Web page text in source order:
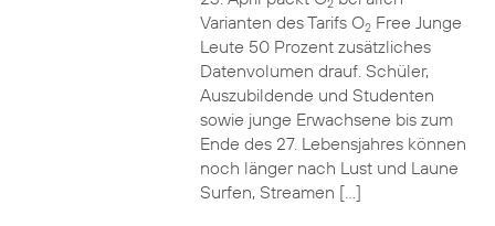
2
Varianten des Tarifs O2Free Junge
Leute 50 Prozent zusätzliches
Datenvolumen drauf. Schüler,
Auszubildende und Studenten
sowie junge Erwachsene bis zum
Ende des 27. Lebensjahres können
noch länger nach Lust und Laune
Surfen, Streamen […]